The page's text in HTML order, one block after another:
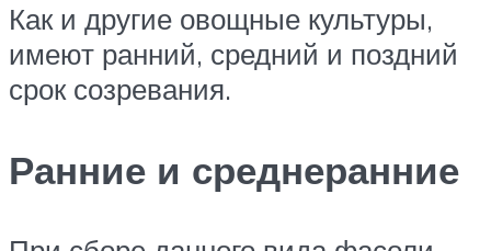
Как и другие овощные культуры,
имеют ранний, средний и поздний
срок созревания.
Ранние и среднеранние